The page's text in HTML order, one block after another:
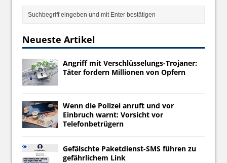
Neueste Artikel
Angriff mit Verschlüsselungs-Trojaner:
Täter fordern Millionen von Opfern
Wenn die Polizei anruft und vor
Einbruch warnt: Vorsicht vor
Telefonbetrügern
Gefälschte Paketdienst-SMS führen zu
gefährlichem Link